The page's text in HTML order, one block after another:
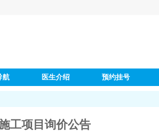
航 医生介绍 预约挂号
工项目询价公告